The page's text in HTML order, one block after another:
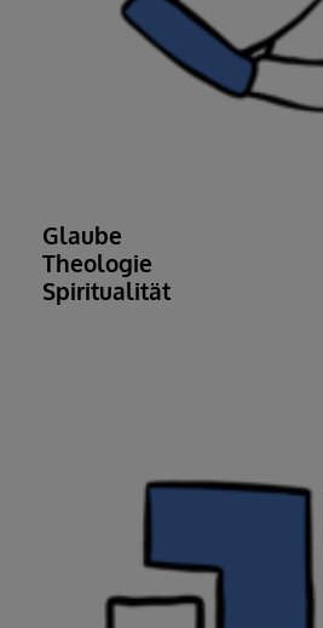
Glaube
Theologie
Spiritualität